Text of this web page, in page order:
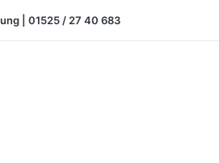
| 01525 / 27 40 683